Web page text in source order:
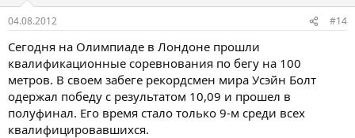
04.08.2012 #14
Сегодня на Олимпиаде в Лондоне прошли
квалификационные соревнования по бегу на 100
метров. В своем забеге рекордсмен мира Усэйн Болт
одержал победу с результатом 10,09 и прошел в
полуфинал. Его время стало только 9-м среди всех
квалифицировавшихся.